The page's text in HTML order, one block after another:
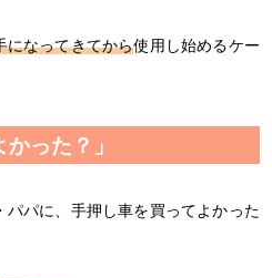
になってきてから使用し始めるケー
った？」
パに、手押し車を買ってよかった